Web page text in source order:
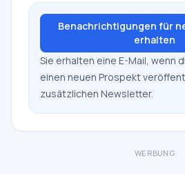
Benachrichtigungen für
erhalten
Sie erhalten eine E-Mail, wenn
einen neuen Prospekt
zusätzlichen Newsletter.
WERBUNG